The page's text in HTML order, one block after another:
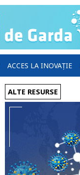
ACCES LA INOVAȚIE
ALTE RESURSE